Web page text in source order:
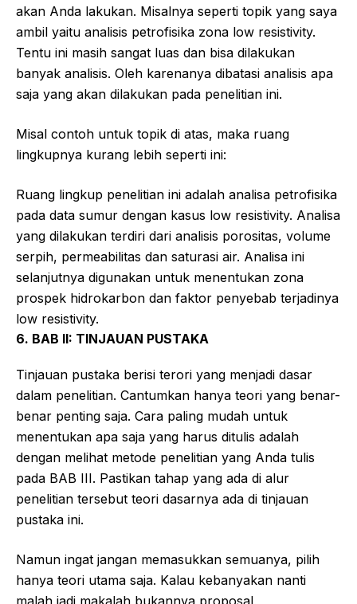
akan Anda lakukan. Misalnya seperti topik yang saya
ambil yaitu analisis petrofisika zona low resistivity.
Tentu ini masih sangat luas dan bisa dilakukan
banyak analisis. Oleh karenanya dibatasi analisis apa
saja yang akan dilakukan pada penelitian ini.
Misal contoh untuk topik di atas, maka ruang
lingkupnya kurang lebih seperti ini:
Ruang lingkup penelitian ini adalah analisa petrofisika
pada data sumur dengan kasus low resistivity. Analisa
yang dilakukan terdiri dari analisis porositas, volume
serpih, permeabilitas dan saturasi air. Analisa ini
selanjutnya digunakan untuk menentukan zona
prospek hidrokarbon dan faktor penyebab terjadinya
low resistivity.
6. BAB II: TINJAUAN PUSTAKA
Tinjauan pustaka berisi terori yang menjadi dasar
dalam penelitian. Cantumkan hanya teori yang benar-
benar penting saja. Cara paling mudah untuk
menentukan apa saja yang harus ditulis adalah
dengan melihat metode penelitian yang Anda tulis
pada BAB III. Pastikan tahap yang ada di alur
penelitian tersebut teori dasarnya ada di tinjauan
pustaka ini.
Namun ingat jangan memasukkan semuanya, pilih
hanya teori utama saja. Kalau kebanyakan nanti